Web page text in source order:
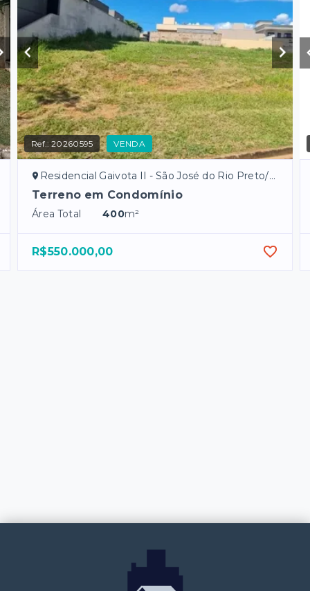
Ref.:20260595 VENDA
Residencial Gaivota II - São José do Rio Preto/SP
Terreno em Condomínio
Área Total 400m²
R$550.000,00